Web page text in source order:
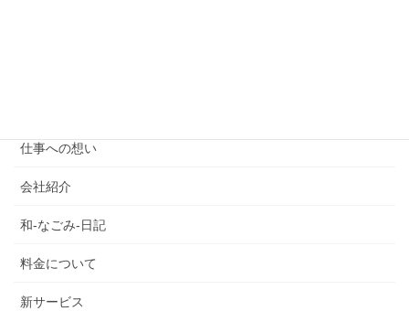
仕事への想い
会社紹介
和-なごみ-日記
料金について
新サービス